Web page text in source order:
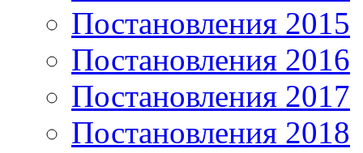
Постановления 2015
Постановления 2016
Постановления 2017
Постановления 2018